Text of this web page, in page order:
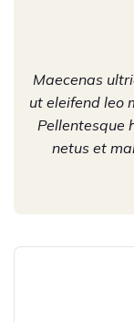
Maecenas
ut eleifend leo
Pellentesque
netus et